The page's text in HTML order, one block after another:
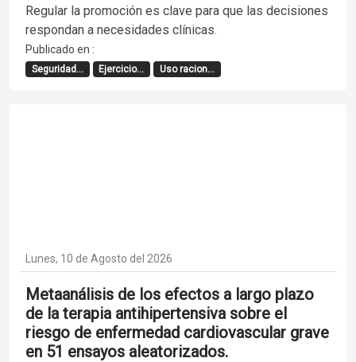
Regular la promoción es clave para que las decisiones
respondan a necesidades clínicas.
Publicado en :
Seguridad... Ejercicio... Uso racion...
Lunes, 10 de Agosto del 2026
Metaanálisis de los efectos a largo plazo
de la terapia antihipertensiva sobre el
riesgo de enfermedad cardiovascular grave
en 51 ensayos aleatorizados.